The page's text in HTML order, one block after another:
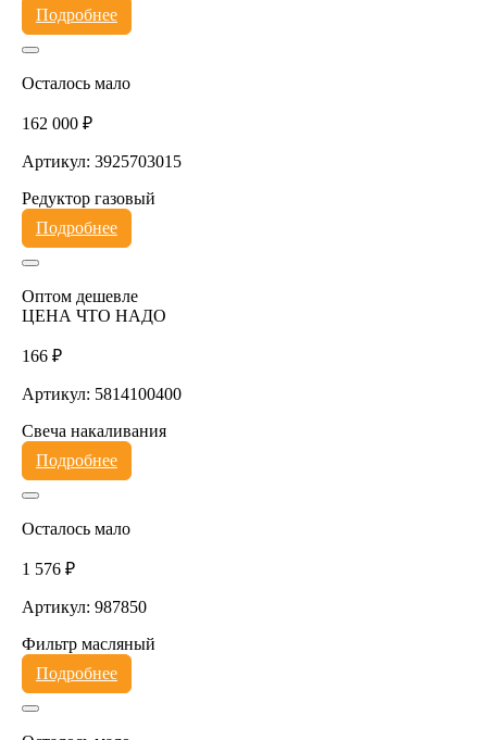
Подробнее
Осталось мало
162 000 ₽
Артикул: 3925703015
Редуктор газовый
Подробнее
Оптом дешевле
ЦЕНА ЧТО НАДО
166 ₽
Артикул: 5814100400
Свеча накаливания
Подробнее
Осталось мало
1 576 ₽
Артикул: 987850
Фильтр масляный
Подробнее